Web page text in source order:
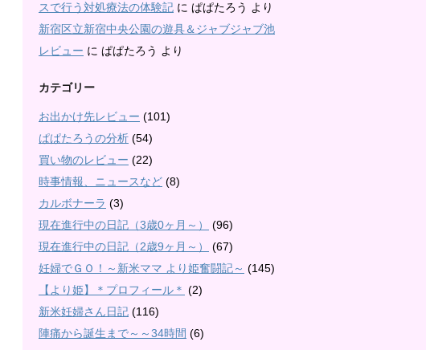
スで行う対処療法の体験記 に ぱぱたろう より
新宿区立新宿中央公園の遊具＆ジャブジャブ池
レビュー に ぱぱたろう より
カテゴリー
お出かけ先レビュー (101)
ぱぱたろうの分析 (54)
買い物のレビュー (22)
時事情報、ニュースなど (8)
カルボナーラ (3)
現在進行中の日記（3歳0ヶ月～）
(96)
現在進行中の日記（2歳9ヶ月～）
(67)
妊婦でＧＯ！～新米ママ より姫奮闘記～ (145)
【より姫】＊プロフィール＊ (2)
新米妊婦さん日記 (116)
陣痛から誕生まで～～34時間 (6)